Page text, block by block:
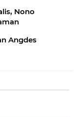
Nono
Angdes